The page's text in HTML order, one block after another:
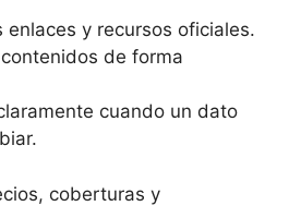
enlaces y recursos oficiales.
de forma
cuando un dato
coberturas y